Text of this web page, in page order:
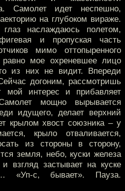
Самолет идет неспешно,
на глубоком вираже.
наслаждаюсь полетом,
и пропуская часть
мимо оттопыренного
мое охреневшее лицо
из них не видит. Впереди
догоним, рассмотришь
мой интерес и прибавляет
мощно вырывается
идущего, делает верхний
крылом хвост союзника – у
крыло отваливается,
из стороны в сторону,
земля, небо, куски железа
взгляд застывает на куске
«Уп-с, бывает». Пауза.